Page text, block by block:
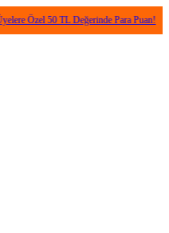
50 TL Değerinde Para Puan! •